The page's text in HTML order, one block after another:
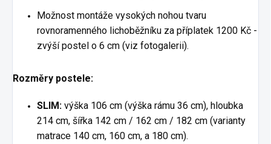
Možnost montáže vysokých nohou tvaru
rovnoramenného lichoběžníku za příplatek 1200 Kč -
zvýší postel o 6 cm (viz fotogalerii).
Rozměry postele:
SLIM: výška 106 cm (výška rámu 36 cm), hloubka
214 cm, šířka 142 cm / 162 cm / 182 cm (varianty
matrace 140 cm, 160 cm, a 180 cm).